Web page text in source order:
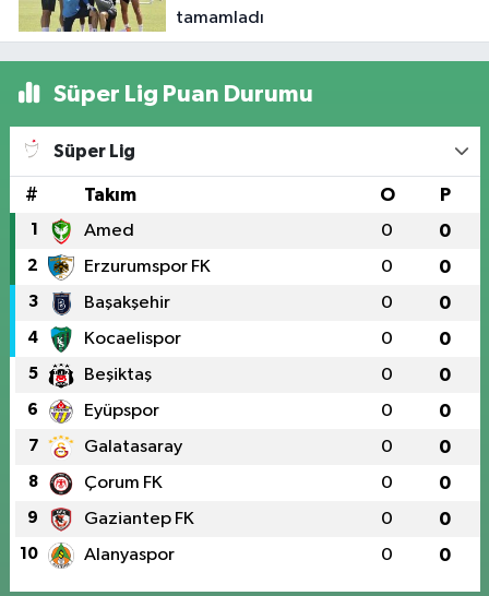
tamamladı
Süper Lig Puan Durumu
Süper Lig
# Takım O P
1 Amed 0 0
2 Erzurumspor FK 0 0
3 Başakşehir 0 0
4 Kocaelispor 0 0
5 Beşiktaş 0 0
6 Eyüpspor 0 0
7 Galatasaray 0 0
8 Çorum FK 0 0
9 Gaziantep FK 0 0
10 Alanyaspor 0 0